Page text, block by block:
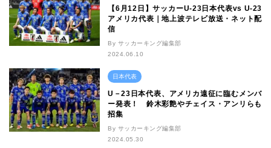
【6月12日】サッカーU-23日本代表vs U-23
アメリカ代表｜地上波テレビ放送・ネット配
信
By サッカーキング編集部
2024.06.10
日本代表
U－23日本代表、アメリカ遠征に臨むメンバ
ー発表！ 鈴木彩艶やチェイス・アンリらも
招集
By サッカーキング編集部
2024.05.30